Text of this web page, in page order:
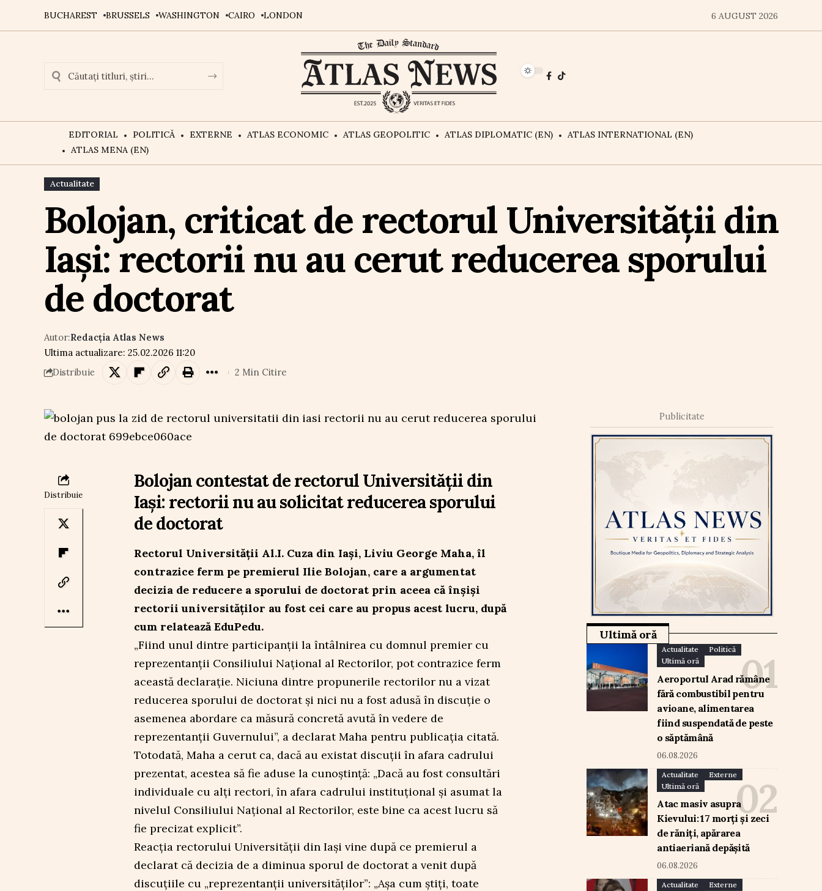
BUCHAREST BRUSSELS WASHINGTON CAIRO LONDON 6 AUGUST 2026
EDITORIAL POLITICĂ EXTERNE ATLAS ECONOMIC ATLAS GEOPOLITIC ATLAS DIPLOMATIC (EN)
ATLAS INTERNATIONAL (EN)
ATLAS MENA (EN)
Actualitate
Bolojan, criticat de rectorul Universității din
Iași: rectorii nu au cerut reducerea sporului
de doctorat
Ultima actualizare: 25.02.2026 11:20
Autor:Redacția Atlas News
Distribuie 2 Min Citire
Distribuie
Bolojan contestat de rectorul Universității din
Iași: rectorii nu au solicitat reducerea sporului
de doctorat
Rectorul Universității Al.I. Cuza din Iași, Liviu George Maha, îl
contrazice ferm pe premierul Ilie Bolojan, care a argumentat
decizia de reducere a sporului de doctorat prin aceea că înșiși
rectorii universităților au fost cei care au propus acest lucru, după
cum relatează EduPedu.
„Fiind unul dintre participanții la întâlnirea cu domnul premier cu
reprezentanții Consiliului Național al Rectorilor, pot contrazice ferm
această declarație. Niciuna dintre propunerile rectorilor nu a vizat
reducerea sporului de doctorat și nici nu a fost adusă în discuție o
asemenea abordare ca măsură concretă avută în vedere de
reprezentanții Guvernului”, a declarat Maha pentru publicația citată.
Totodată, Maha a cerut ca, dacă au existat discuții în afara cadrului
prezentat, acestea să fie aduse la cunoștință: „Dacă au fost consultări
individuale cu alți rectori, în afara cadrului instituțional și asumat la
nivelul Consiliului Național al Rectorilor, este bine ca acest lucru să
fie precizat explicit”.
Reacția rectorului Universității din Iași vine după ce premierul a
declarat că decizia de a diminua sporul de doctorat a venit după
discuțiile cu „reprezentanții universităților”: „Așa cum știți, toate
Publicitate
Ultimă oră
Actualitate
Politică
Ultimă oră
Aeroportul Arad rămâne
fără combustibil pentru
avioane, alimentarea
fiind suspendată de peste
o săptămână
06.08.2026
Actualitate
Externe
Ultimă oră
Atac masiv asupra
Kievului: 17 morți și zeci
de răniți, apărarea
antiaeriană depășită
06.08.2026
Actualitate
Externe